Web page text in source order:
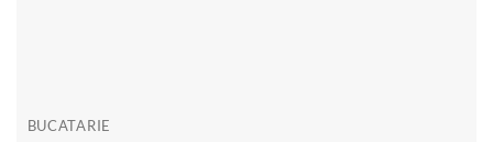
BUCATARIE